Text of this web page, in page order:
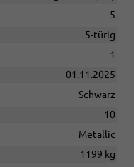
5
5-türig
1
01.11.2025
Schwarz
10
Metallic
1199 kg